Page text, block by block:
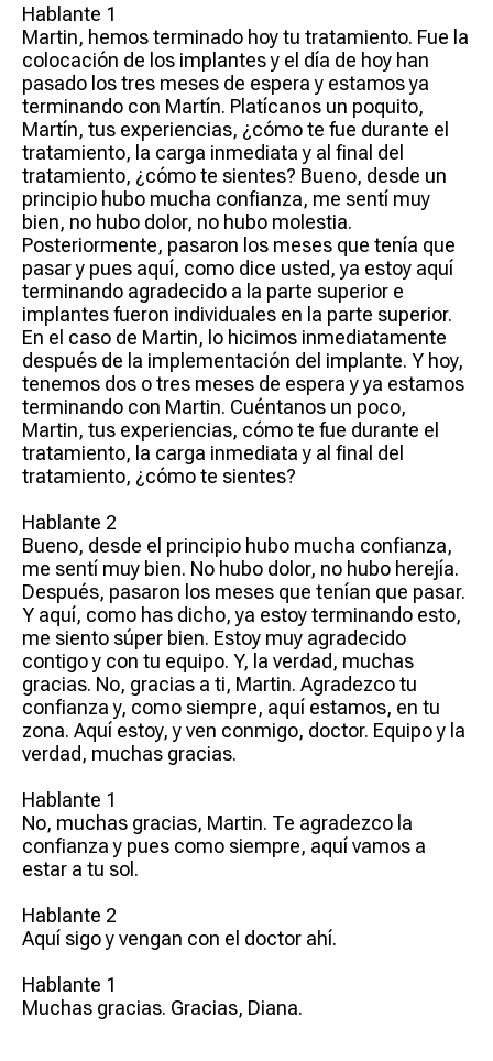
Hablante 1
Martin, hemos terminado hoy tu tratamiento. Fue la
colocación de los implantes y el día de hoy han
pasado los tres meses de espera y estamos ya
terminando con Martín. Platícanos un poquito,
Martín, tus experiencias, ¿cómo te fue durante el
tratamiento, la carga inmediata y al final del
tratamiento, ¿cómo te sientes? Bueno, desde un
principio hubo mucha confianza, me sentí muy
bien, no hubo dolor, no hubo molestia.
Posteriormente, pasaron los meses que tenía que
pasar y pues aquí, como dice usted, ya estoy aquí
terminando agradecido a la parte superior e
implantes fueron individuales en la parte superior.
En el caso de Martin, lo hicimos inmediatamente
después de la implementación del implante. Y hoy,
tenemos dos o tres meses de espera y ya estamos
terminando con Martin. Cuéntanos un poco,
Martin, tus experiencias, cómo te fue durante el
tratamiento, la carga inmediata y al final del
tratamiento, ¿cómo te sientes?
Hablante 2
Bueno, desde el principio hubo mucha confianza,
me sentí muy bien. No hubo dolor, no hubo herejía.
Después, pasaron los meses que tenían que pasar.
Y aquí, como has dicho, ya estoy terminando esto,
me siento súper bien. Estoy muy agradecido
contigo y con tu equipo. Y, la verdad, muchas
gracias. No, gracias a ti, Martin. Agradezco tu
confianza y, como siempre, aquí estamos, en tu
zona. Aquí estoy, y ven conmigo, doctor. Equipo y la
verdad, muchas gracias.
Hablante 1
No, muchas gracias, Martin. Te agradezco la
confianza y pues como siempre, aquí vamos a
estar a tu sol.
Hablante 2
Aquí sigo y vengan con el doctor ahí.
Hablante 1
Muchas gracias. Gracias, Diana.